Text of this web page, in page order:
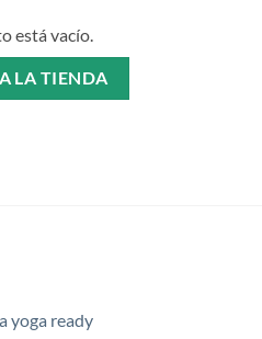
está vacío.
LA TIENDA
yoga ready